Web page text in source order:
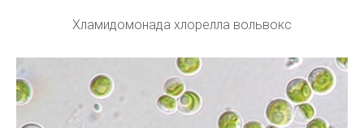
Хламидомонада хлорелла вольвокс